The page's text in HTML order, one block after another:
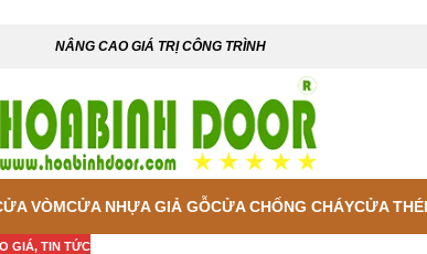
NÂNG CAO GIÁ TRỊ CÔNG TRÌNH
VÒMCỬA NHỰA GIẢ GỖCỬA CHỐNG CHÁYCỬA
GIÁ, TIN TỨC